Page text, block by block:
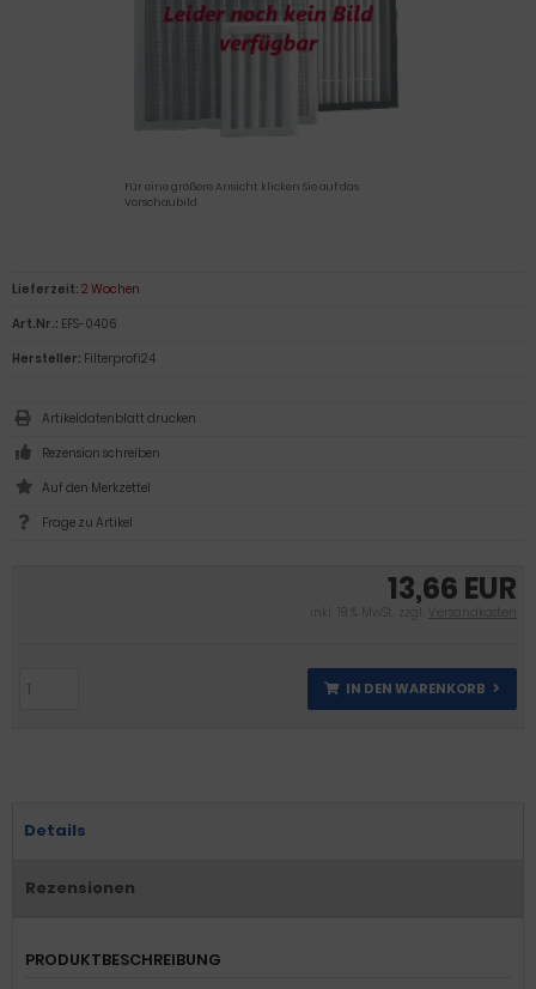
Für eine größere Ansicht klicken Sie auf das
Vorschaubild
13,66 EUR
inkl. 19 % MwSt. zzgl. Versandkosten
IN DEN WARENKORB
Lieferzeit: 2 Wochen
Art.Nr.: EFS-0406
Hersteller: Filterprofi24
Artikeldatenblatt drucken
Rezension schreiben
Frage zu Artikel
Details
Rezensionen
PRODUKTBESCHREIBUNG